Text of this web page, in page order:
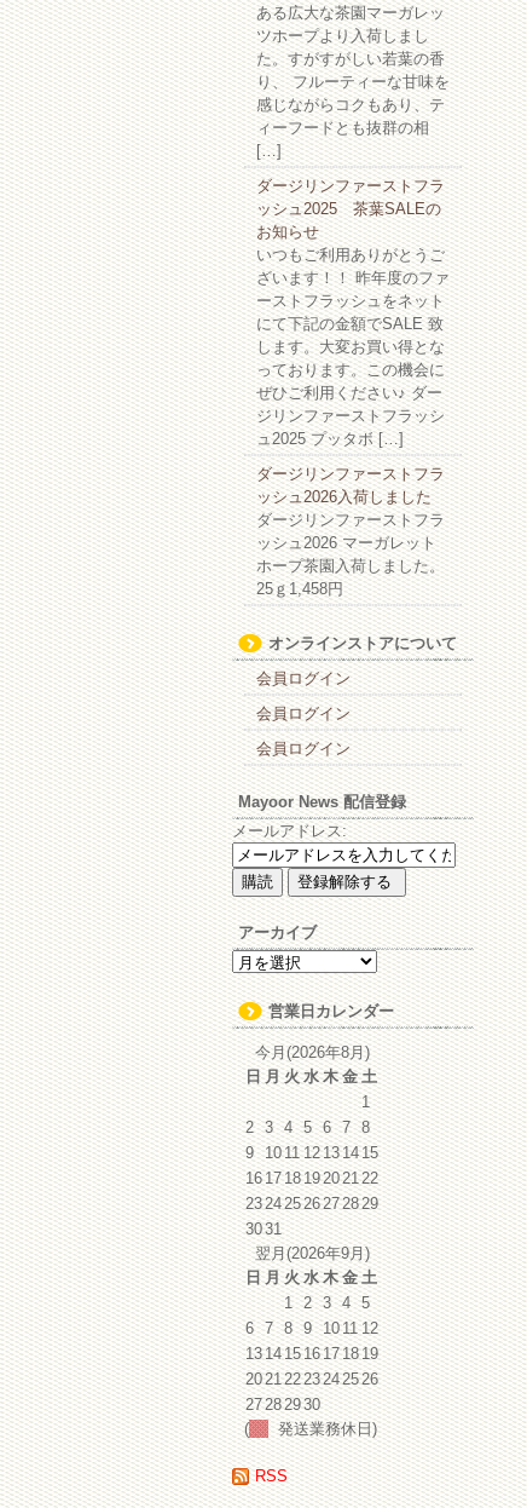
ある広大な茶園マーガレッ
ツホープより入荷しまし
た。すがすがしい若葉の香
り、 フルーティーな甘味を
感じながらコクもあり、テ
ィーフードとも抜群の相
[…]
ダージリンファーストフラ
ッシュ2025 茶葉SALEの
お知らせ
いつもご利用ありがとうご
ざいます！！ 昨年度のファ
ーストフラッシュをネット
にて下記の金額でSALE 致
します。大変お買い得とな
っております。この機会に
ぜひご利用ください♪ ダー
ジリンファーストフラッシ
ュ2025 プッタボ […]
ダージリンファーストフラ
ッシュ2026入荷しました
ダージリンファーストフラ
ッシュ2026 マーガレット
ホープ茶園入荷しました。
25ｇ1,458円
オンラインストアについて
会員ログイン
会員ログイン
会員ログイン
Mayoor News 配信登録
メールアドレス:
アーカイブ
ア
ー
カ
イ
ブ
営業日カレンダー
今月(2026年8月)
日 月 火 水 木 金 土
1
2 3 4 5 6 7 8
9
10 11 12 13 14 15
16 17 18 19202122
23242526272829
3031
翌月(2026年9月)
日 月 火 水 木 金 土
1 2 3 4 5
6 7 8 9 10 11 12
13 14 15 16 17 18 19
20212223242526
27282930
(
発送業務休日)
RSS